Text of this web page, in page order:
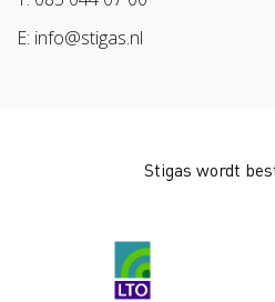
Werken aan morgen
E: info@stigas.nl
Stigas wordt